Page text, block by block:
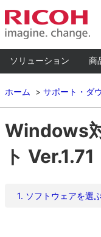
ソリューション 商
ホーム サポート・ダ
Windows
ト Ver.1.71
1. ソフトウェアを選ぶ